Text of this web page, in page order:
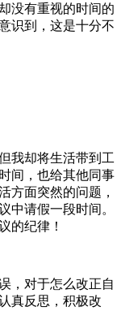
没有重视的时间的
识到，这是十分不
我却将生活带到工
间，也给其他同事
方面突然的问题，
中请假一段时间。
的纪律！
，对于怎么改正自
真反思，积极改